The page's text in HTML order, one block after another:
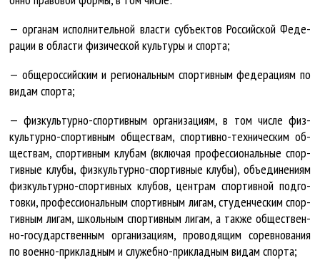
— ор­га­нам ис­пол­ни­тель­ной влас­ти субъ­ек­тов Рос­сий­ской Фе­де­
ра­ции в об­лас­ти фи­зи­чес­кой куль­ту­ры и спор­та;
— об­ще­рос­сий­ским и ре­гио­наль­ным спор­тив­ным фе­де­ра­ци­ям по
ви­дам спор­та;
— физ­куль­тур­но-спор­тив­ным ор­га­ни­за­ци­ям, в том чис­ле физ­
куль­тур­но-спор­тив­ным об­щест­вам, спор­тив­но-тех­ни­чес­ким об­
щест­вам, спор­тив­ным клу­бам (вклю­чая про­фес­си­о­наль­ные спор­
тив­ные клу­бы, физ­куль­тур­но-спор­тив­ные клу­бы), объ­еди­не­ни­ям
физ­куль­тур­но-спор­тив­ных клу­бов, цент­рам спор­тив­ной под­го­
тов­ки, про­фес­си­о­наль­ным спор­тив­ным ли­гам, сту­ден­чес­ким спор­
тив­ным ли­гам, школь­ным спор­тив­ным ли­гам, а так­же об­щест­вен­
но-го­су­дар­ст­вен­ным ор­га­ни­за­ци­ям, про­во­дя­щим со­рев­но­ва­ния
по во­ен­но-при­клад­ным и слу­жеб­но-при­клад­ным ви­дам спор­та;